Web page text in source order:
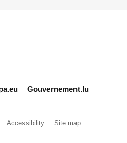
Gouvernement.lu
Accessibility Site map